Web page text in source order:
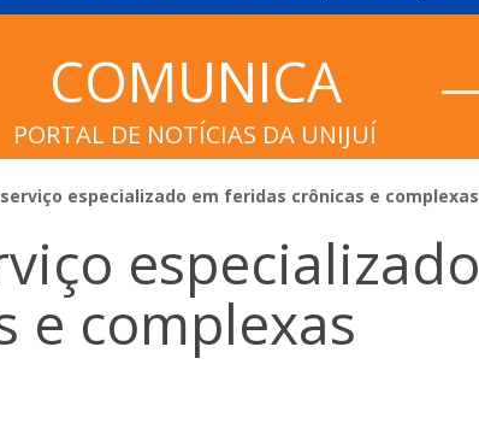
COMUNICA
PORTAL DE NOTÍCIAS DA UNIJUÍ
especializado em feridas crônicas e complexas
especializado
e complexas